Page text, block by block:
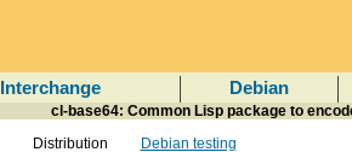
Interchange Debian
cl-base64: Common Lisp package to
Distribution
Debian testing